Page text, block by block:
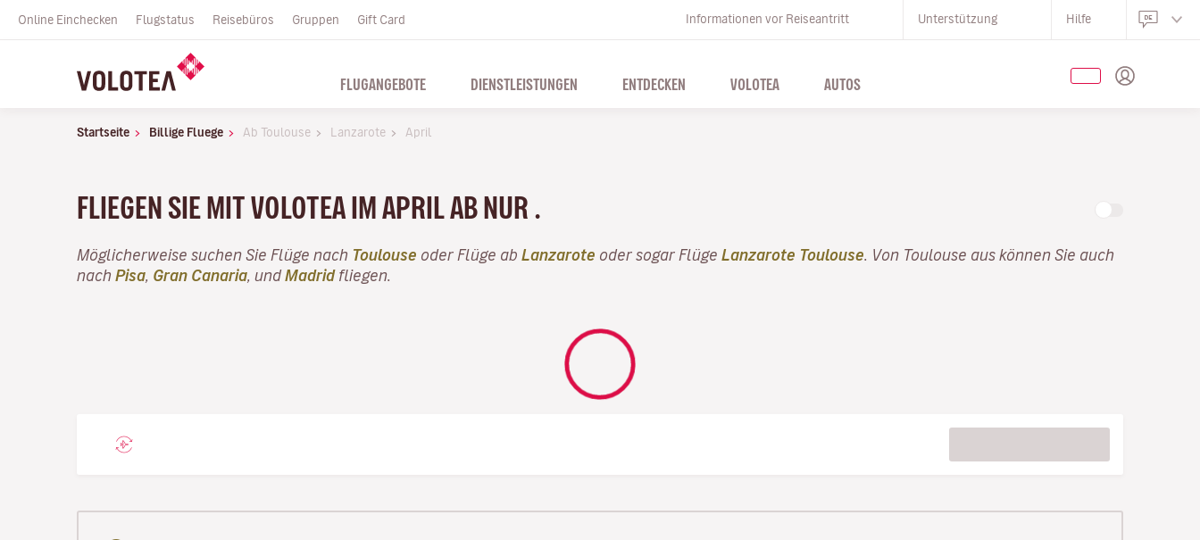
Online Einchecken Flugstatus Reisebüros Gruppen Gift Card Informationen vor Reiseantritt Unterstützung Hilfe
FLUGANGEBOTE DIENSTLEISTUNGEN ENTDECKEN VOLOTEA AUTOS
Startseite Billige Fluege Ab Toulouse Lanzarote April
FLIEGEN SIE MIT VOLOTEA IM APRIL AB NUR .
Möglicherweise suchen Sie Flüge nach Toulouse oder Flüge ab Lanzarote oder sogar Flüge Lanzarote Toulouse . Von Toulouse aus können Sie auch
nach Pisa Gran Canaria , undMadridfliegen.